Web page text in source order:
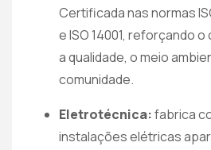
Certificada nas normas
e ISO 14001, reforçando
a qualidade, o meio
comunidade.
Eletrotécnica:fabrica
instalações elétricas